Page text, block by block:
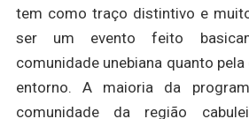
tem como traço distintivo e
ser um evento feito
comunidade unebiana quanto
entorno. A maioria da
comunidade da região